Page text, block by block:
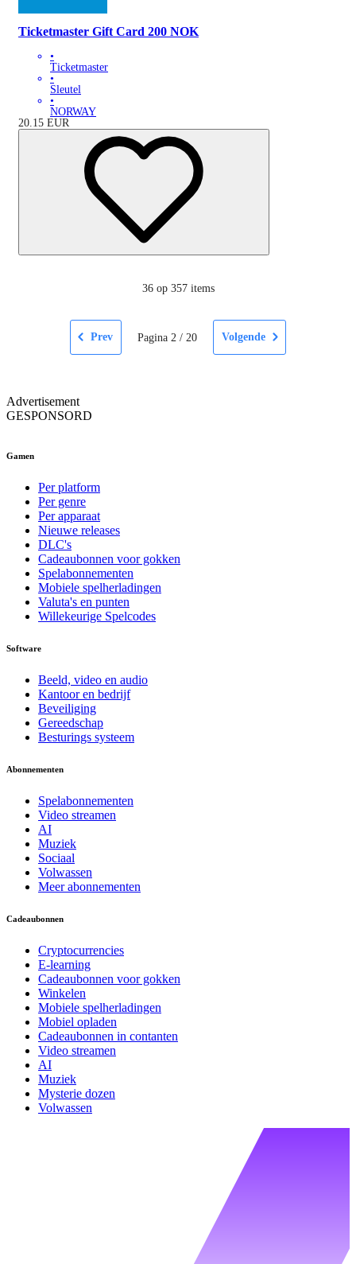
Ticketmaster Gift Card 200 NOK
•
Ticketmaster
•
Sleutel
•
NORWAY
20.15 EUR
36 op 357 items
Prev Pagina 2 / 20 Volgende
Advertisement
GESPONSORD
Gamen
Per platform
Per genre
Per apparaat
Nieuwe releases
DLC's
Cadeaubonnen voor gokken
Spelabonnementen
Mobiele spelherladingen
Valuta's en punten
Willekeurige Spelcodes
Software
Beeld, video en audio
Kantoor en bedrijf
Beveiliging
Gereedschap
Besturings systeem
Abonnementen
Spelabonnementen
Video streamen
AI
Muziek
Sociaal
Volwassen
Meer abonnementen
Cadeaubonnen
Cryptocurrencies
E-learning
Cadeaubonnen voor gokken
Winkelen
Mobiele spelherladingen
Mobiel opladen
Cadeaubonnen in contanten
Video streamen
AI
Muziek
Mysterie dozen
Volwassen